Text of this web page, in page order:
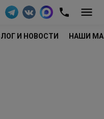
И НОВОСТИ НАШИ